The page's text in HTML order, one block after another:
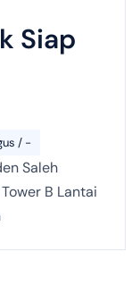
Siap
/ -
Saleh
B Lantai